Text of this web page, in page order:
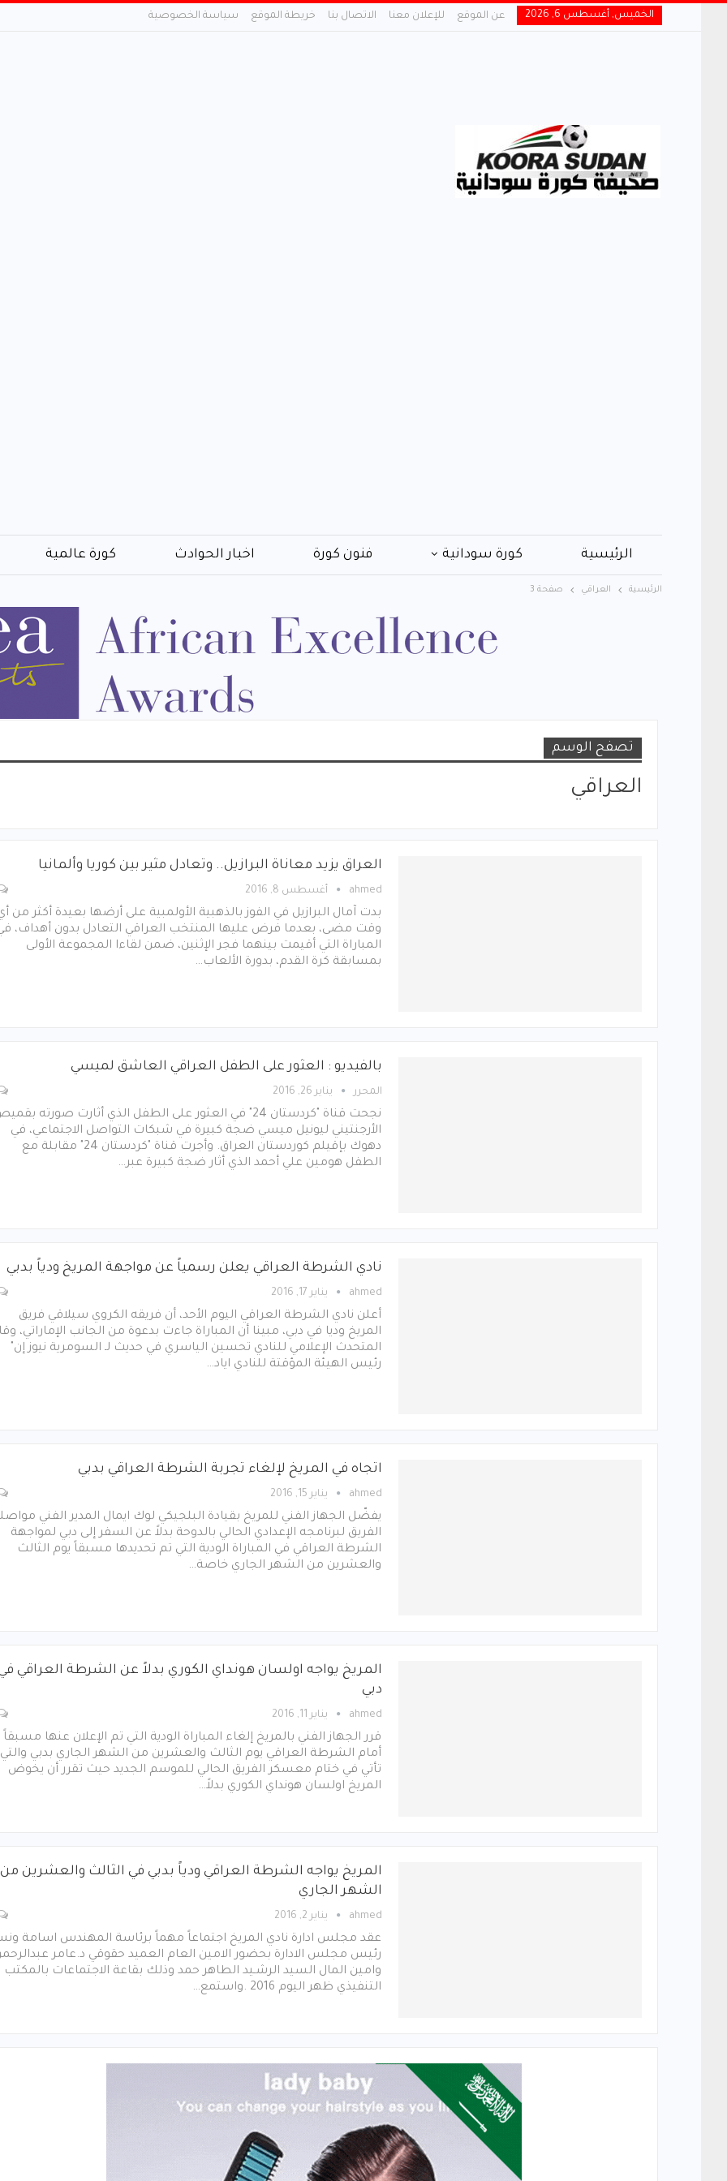
الخميس, أغسطس 6, 2026 عن الموقع للإعلان معنا الاتصال بنا خريطة الموقع سياسة الخصوصية
الرئيسية كورة سودانية فنون كورة اخبار الحوادث كورة عالمية
الرئيسية العراقي صفحة 3
تصفح الوسم
العراقي
العراق يزيد معاناة البرازيل.. وتعادل مثير بين كوريا وألمانيا
ahmed أغسطس 8, 2016
بدت آمال البرازيل في الفوز بالذهبية الأولمبية على أرضها بعيدة أكثر من
وقت مضى، بعدما فرض عليها المنتخب العراقي التعادل بدون أهداف،
المباراة التي أقيمت بينهما فجر الإثنين، ضمن لقاءا المجموعة الأولى
بمسابقة كرة القدم، بدورة الألعاب…
بالفيديو : العثور على الطفل العراقي العاشق لميسي
المحرر يناير 26, 2016
نجحت قناة "كردستان 24" في العثور على الطفل الذي أثارت صورته
الأرجنتيني ليونيل ميسي ضجة كبيرة في شبكات التواصل الاجتماعي، في
دهوك بإقيلم كوردستان العراق. وأجرت قناة "كردستان 24" مقابلة مع
الطفل هومين علي أحمد الذي أثار ضجة كبيرة عبر…
نادي الشرطة العراقي يعلن رسمياً عن مواجهة المريخ ودياً بدبي
ahmed يناير 17, 2016
أعلن نادي الشرطة العراقي اليوم الأحد، أن فريقه الكروي سيلاقي فريق
المريخ وديا في دبي، مبينا أن المباراة جاءت بدعوة من الجانب الإماراتي،
المتحدث الإعلامي للنادي تحسين الياسري في حديث لـ السومرية نيوز إن"
رئيس الهيئة المؤقتة للنادي اياد…
اتجاه في المريخ لإلغاء تجربة الشرطة العراقي بدبي
ahmed يناير 15, 2016
يفضّل الجهاز الفني للمريخ بقيادة البلجيكي لوك ايمال المدير الفني
الفريق لبرنامجه الإعدادي الحالي بالدوحة بدلاً عن السفر إلى دبي لمواجهة
الشرطة العراقي في المباراة الودية التي تم تحديدها مسبقاً يوم الثالث
والعشرين من الشهر الجاري خاصة…
المريخ يواجه اولسان هونداي الكوري بدلاً عن الشرطة العراقي
دبي
ahmed يناير 11, 2016
قرر الجهاز الفني بالمريخ إلغاء المباراة الودية التي تم الإعلان عنها مسبقاً
أمام الشرطة العراقي يوم الثالث والعشرين من الشهر الجاري بدبي والتي
تأتي في ختام معسكر الفريق الحالي للموسم الجديد حيث تقرر أن يخوض
المريخ اولسان هونداي الكوري بدلاً…
المريخ يواجه الشرطة العراقي ودياً بدبي في الثالث والعشرين من
الشهر الجاري
ahmed يناير 2, 2016
عقد مجلس ادارة نادي المريخ اجتماعاً مهماً برئاسة المهندس اسامة
رئيس مجلس الادارة بحضور الامين العام العميد حقوقي د.عامر
وامين المال السيد الرشـيد الطاهر حمد وذلك بقاعة الاجتماعات بالمكتب
التنفيذي ظهر اليوم 2016 .واستمع…